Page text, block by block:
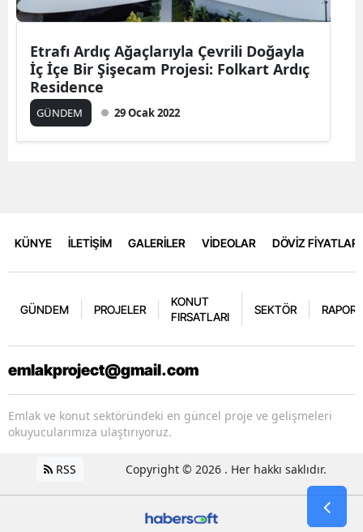
Etrafı Ardıç Ağaçlarıyla Çevrili Doğayla
İç İçe Bir Şişecam Projesi: Folkart Ardıç
Residence
GÜNDEM 29 Ocak 2022
KÜNYE İLETİŞİM GALERİLER VİDEOLAR DÖVİZ FİYATLARI
GÜNDEM PROJELER
KONUT
FIRSATLARI
SEKTÖR
emlakproject@gmail.com
Emlak ve konut sektöründeki en güncel proje ve gelişmeleri
okuyucularımıza ulaştırıyoruz.
RSS Copyright © 2026 . Her hakkı saklıdır.